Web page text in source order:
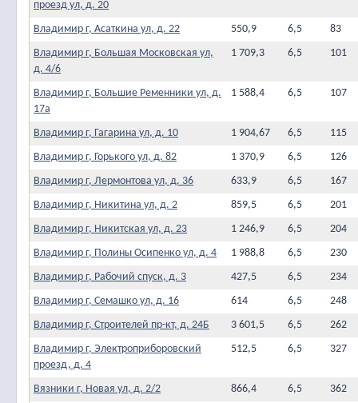
проезд ул, д. 20
Владимир г, Асаткина ул, д. 22
550,9 6,5
83
Владимир г, Большая Московская ул,
д. 4/6
1 709,3 6,5 101
Владимир г, Большие Ременники ул, д.
17а
1 588,4 6,5 107
Владимир г, Гагарина ул, д. 10 1 904,67 6,5
115
Владимир г, Горького ул, д. 82
1 370,9 6,5
126
Владимир г, Лермонтова ул, д. 36
633,9 6,5
167
Владимир г, Никитина ул, д. 2
859,5 6,5
201
Владимир г, Никитская ул, д. 23
1 246,9 6,5
204
Владимир г, Полины Осипенко ул, д. 4
1 988,8 6,5
230
Владимир г, Рабочий спуск, д. 3
427,5 6,5
234
Владимир г, Семашко ул, д. 16
614 6,5
248
Владимир г, Строителей пр-кт, д. 24Б
3 601,5 6,5
262
Владимир г, Электроприборовский
проезд, д. 4
512,5 6,5 327
Вязники г, Новая ул, д. 2/2 866,4 6,5
362